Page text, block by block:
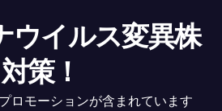
ウイルス変異株
対策！
ロモーションが含まれています